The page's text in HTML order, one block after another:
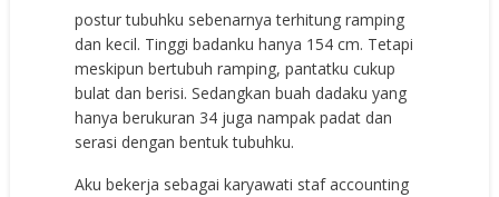
postur tubuhku sebenarnya terhitung ramping
dan kecil. Tinggi badanku hanya 154 cm. Tetapi
meskipun bertubuh ramping, pantatku cukup
bulat dan berisi. Sedangkan buah dadaku yang
hanya berukuran 34 juga nampak padat dan
serasi dengan bentuk tubuhku.
Aku bekerja sebagai karyawati staf accounting